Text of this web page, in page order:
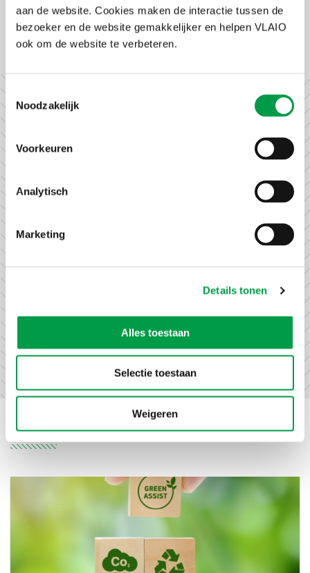
aan de website. Cookies maken de interactie tussen de
bezoeker en de website gemakkelijker en helpen VLAIO
ook om de website te verbeteren.
Noodzakelijk
Voorkeuren
Analytisch
Marketing
Details tonen
Alles toestaan
Selectie toestaan
Weigeren
Delen: Facebook
X LinkedIn
EmailWhatsApp
Share
duurzaam en
raffinaderij voor het
zeezout zonder
additieven.
Nieuws